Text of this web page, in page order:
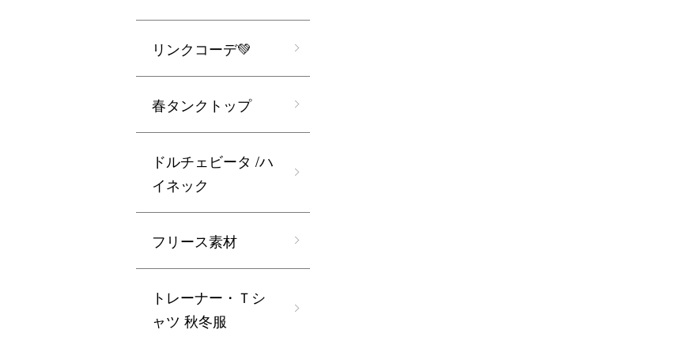
リンクコーデ💚
春タンクトップ
ドルチェビータ /ハ
イネック
フリース素材
トレーナー・Ｔシ
ャツ 秋冬服